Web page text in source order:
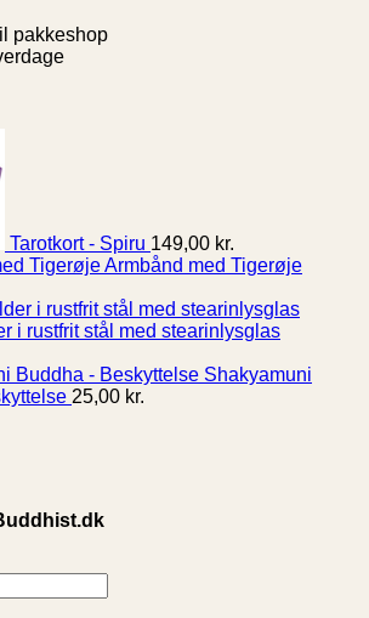
pakkeshop
Tarotkort - Spiru 149,00 kr.
Armbånd med Tigerøje
i rustfrit stål med stearinlysglas
Shakyamuni
25,00 kr.